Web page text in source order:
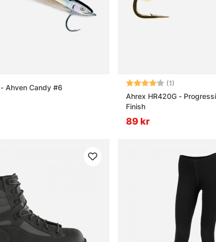
Ahven Candy #6
Betyg: (1)
Ahrex HR420G -
Finish
89 kr